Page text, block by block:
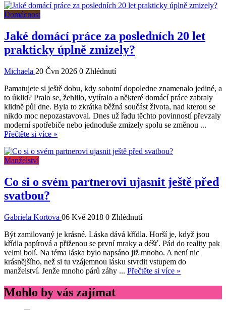
Domácnost
Jaké domácí práce za posledních 20 let
prakticky úplně zmizely?
Michaela 20 Čvn 2026 0 Zhlédnutí
Pamatujete si ještě dobu, kdy sobotní dopoledne znamenalo jediné, a
to úklid? Pralo se, žehlilo, vytíralo a některé domácí práce zabraly
klidně půl dne. Byla to zkrátka běžná součást života, nad kterou se
nikdo moc nepozastavoval. Dnes už řadu těchto povinností převzaly
moderní spotřebiče nebo jednoduše zmizely spolu se změnou ...
Přečtěte si více »
Manželství
Co si o svém partnerovi ujasnit ještě před
svatbou?
Gabriela Kortova 06 Kvě 2018 0 Zhlédnutí
Být zamilovaný je krásné. Láska dává křídla. Horší je, když jsou
křídla papírová a přiženou se první mraky a déšť. Pád do reality pak
velmi bolí. Na téma láska bylo napsáno již mnoho. A není nic
krásnějšího, než si tu vzájemnou lásku stvrdit vstupem do
manželství. Jenže mnoho párů záhy ... Přečtěte si více »
Mohlo by vás zajímat